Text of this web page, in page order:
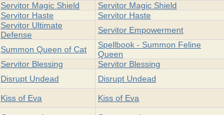
Servitor Magic Shield Servitor Magic Shield
Servitor Haste Servitor Haste
Servitor Ultimate
Defense
Servitor Empowerment
Summon Queen of Cat
Spellbook - Summon Feline
Queen
Servitor Blessing Servitor Blessing
Disrupt Undead Disrupt Undead
Kiss of Eva Kiss of Eva